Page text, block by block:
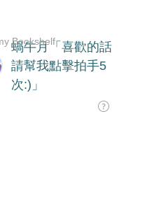
蝸牛月「喜歡的話
請幫我點擊拍手5
次:)」
Bookshelf